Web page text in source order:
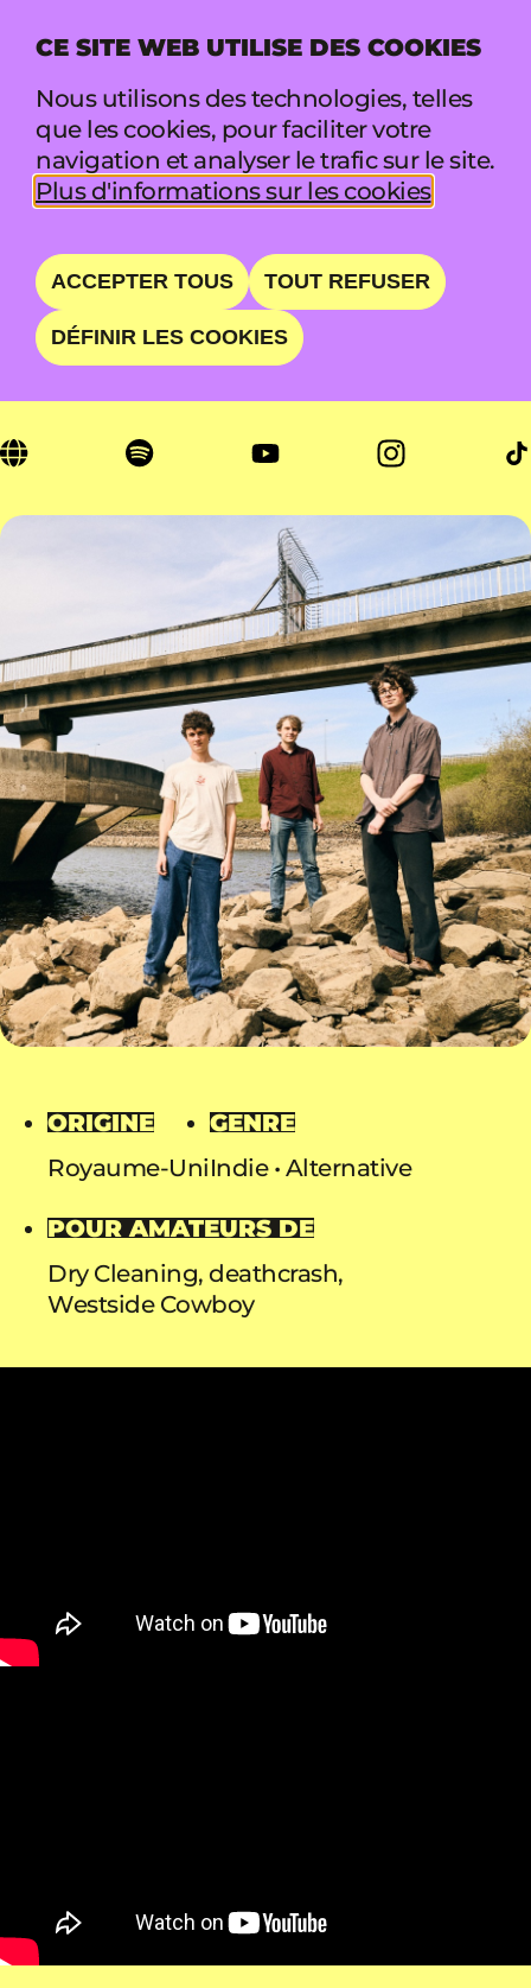
CE SITE WEB UTILISE DES COOKIES
Nous utilisons des technologies, telles
que les cookies, pour faciliter votre
navigation et analyser le trafic sur le site.
Plus d'informations sur les cookies
ACCEPTER TOUS TOUT REFUSER
DÉFINIR LES COOKIES
MENU
SHAKING HAND
CHASING MOOD AND
MOVEMENT
ORIGINE
Royaume-Uni
GENRE
Indie Alternative
POUR AMATEURS DE
Dry Cleaning, deathcrash,
Westside Cowboy